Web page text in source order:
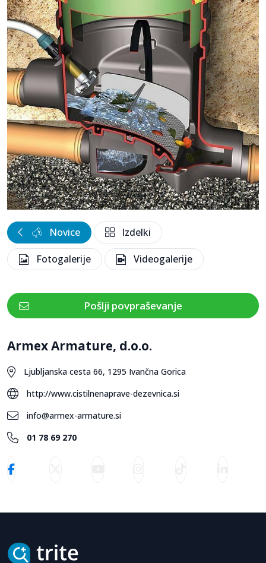
Novice Izdelki
Fotogalerije Videogalerije
Pošlji povpraševanje
Armex Armature, d.o.o.
Ljubljanska cesta 66, 1295 Ivančna Gorica
http://www.cistilnenaprave-dezevnica.si
info@armex-armature.si
01 78 69 270